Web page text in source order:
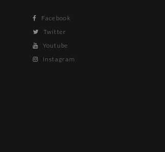
Facebook
Twitter
Youtube
Instagram